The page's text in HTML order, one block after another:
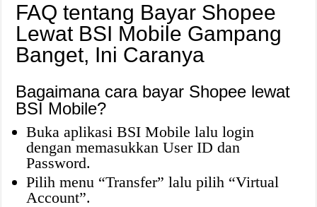
FAQ tentang Bayar Shopee
Lewat BSI Mobile Gampang
Banget, Ini Caranya
Bagaimana cara bayar Shopee lewat
BSI Mobile?
Buka aplikasi BSI Mobile lalu login
dengan memasukkan User ID dan
Password.
Pilih menu “Transfer” lalu pilih “Virtual
Account”.